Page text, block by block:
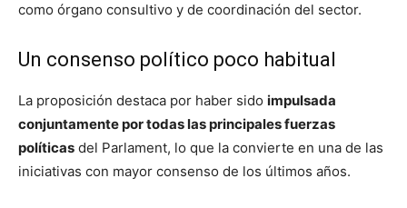
como órgano consultivo y de coordinación del sector.
Un consenso político poco habitual
La proposición destaca por haber sido impulsada
conjuntamente por todas las principales fuerzas
políticas del Parlament, lo que la convierte en una de las
iniciativas con mayor consenso de los últimos años.